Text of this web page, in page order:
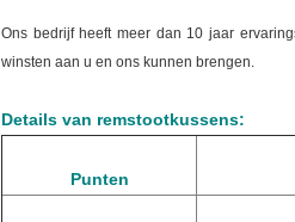
Ons bedrijf heeft meer dan 10 jaar
winsten aan u en ons kunnen brengen.
Details van remstootkussens:
Punten